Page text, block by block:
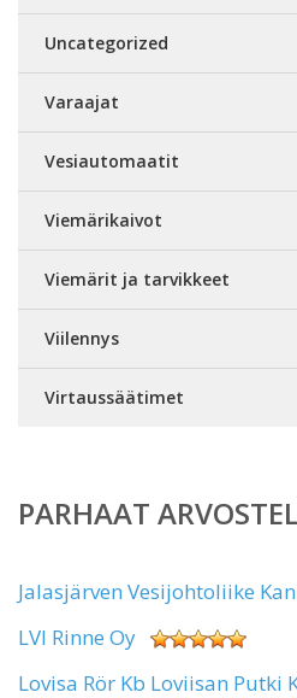
Uncategorized
Varaajat
Vesiautomaatit
Viemärikaivot
Viemärit ja tarvikkeet
Viilennys
Virtaussäätimet
PARHAAT
Jalasjärven Vesijohtoliike
LVI Rinne Oy
Lovisa Rör Kb Loviisan Putki